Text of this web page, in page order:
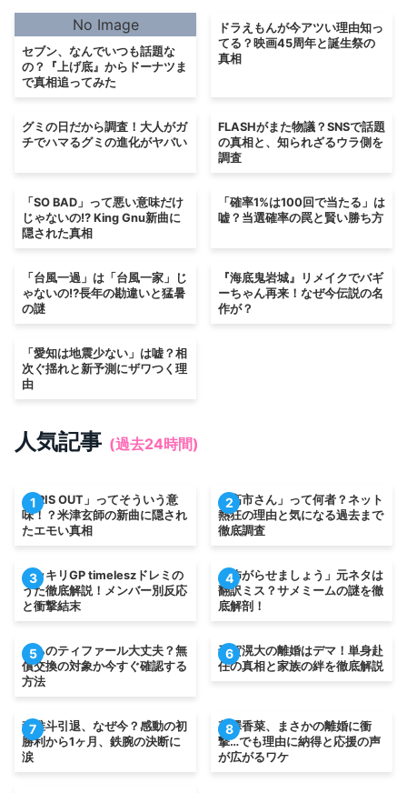
No Image
セブン、なんでいつも話題な
の？『上げ底』からドーナツま
で真相追ってみた
ドラえもんが今アツい理由知っ
てる？映画45周年と誕生祭の
真相
グミの日だから調査！大人がガ
チでハマるグミの進化がヤバい
FLASHがまた物議？SNSで話題
の真相と、知られざるウラ側を
調査
「SO BAD」って悪い意味だけ
じゃないの!? King Gnu新曲に
隠された真相
「確率1%は100回で当たる」は
嘘？当選確率の罠と賢い勝ち方
「台風一過」は「台風一家」じ
ゃないの⁉長年の勘違いと猛暑
の謎
『海底鬼岩城』リメイクでバギ
ーちゃん再来！なぜ今伝説の名
作が？
「愛知は地震少ない」は嘘？相
次ぐ揺れと新予測にザワつく理
由
人気記事 (過去24時間)
1
「IRIS OUT」ってそういう意
味！？米津玄師の新曲に隠され
たエモい真相
2
「高市さん」って何者？ネット
熱狂の理由と気になる過去まで
徹底調査
3
ドッキリGP timeleszドレミの
うた徹底解説！メンバー別反応
と衝撃結末
4
「怖がらせましょう」元ネタは
翻訳ミス？サメミームの謎を徹
底解剖！
5
うちのティファール大丈夫？無
償交換の対象か今すぐ確認する
方法
6
千賀滉大の離婚はデマ！単身赴
任の真相と家族の絆を徹底解説
7
森唯斗引退、なぜ今？感動の初
勝利から1ヶ月、鉄腕の決断に
涙
8
花澤香菜、まさかの離婚に衝
撃…でも理由に納得と応援の声
が広がるワケ